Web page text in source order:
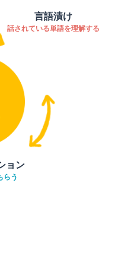
言語漬け
話されている単語を理解する
ョン
らう